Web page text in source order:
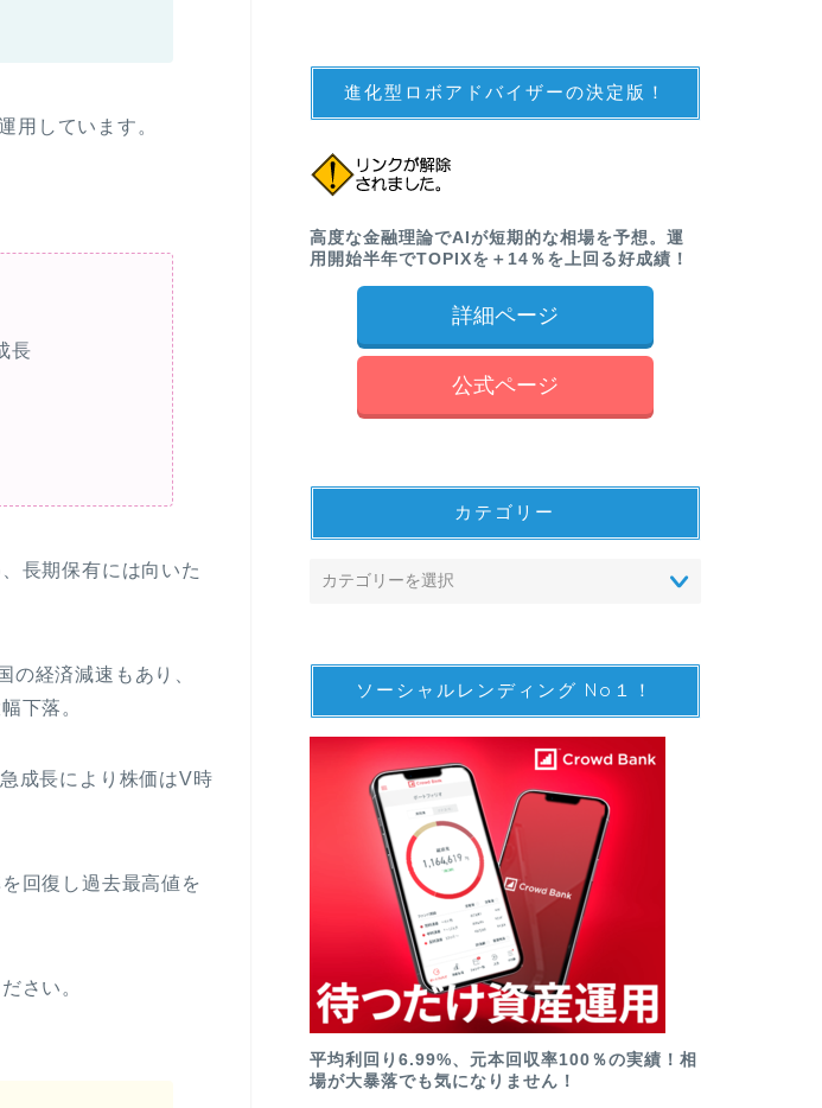
用しています。
長
長期保有には向いた
経済減速もあり、
下落。
成長により株価はV時
回復し過去最高値を
さい。
進化型ロボアドバイザーの決定版！
高度な金融理論でAIが短期的な相場を予想。運
用開始半年でTOPIXを＋14％を上回る好成績！
詳細ページ
公式ページ
カテゴリー
ソーシャルレンディング No１！
平均利回り6.99%、元本回収率100％の実績！相
場が大暴落でも気になりません！